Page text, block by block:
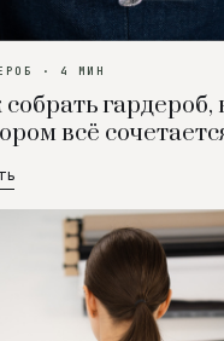
· 4 МИН
гардероб,
всё